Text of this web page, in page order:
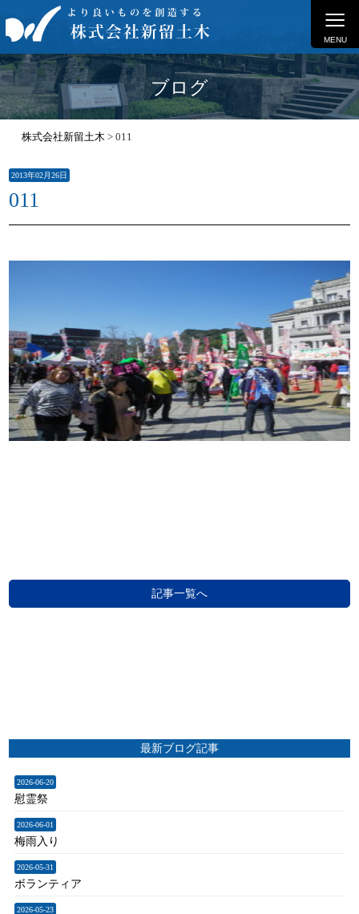
≡
MENU
ブログ
株式会社新留土木 > 011
2013年02月26日
011
記事一覧へ
最新ブログ記事
2026-06-20
慰霊祭
2026-06-01
梅雨入り
2026-05-31
ボランティア
2026-05-23